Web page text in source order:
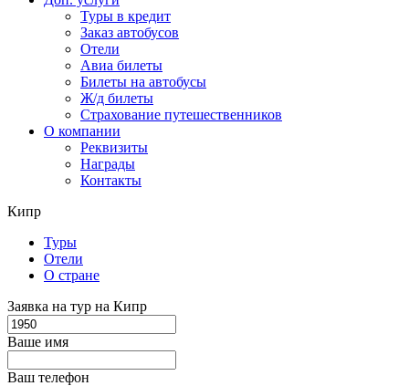
Туры в кредит
Заказ автобусов
Отели
Авиа билеты
Билеты на автобусы
Ж/д билеты
Страхование путешественников
О компании
Реквизиты
Награды
Контакты
Кипр
Туры
Отели
О стране
Заявка на тур на Кипр
Ваше имя
Ваш телефон